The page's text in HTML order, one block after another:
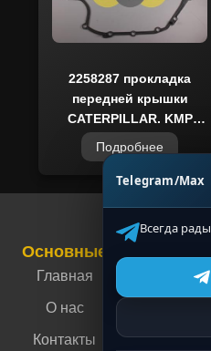
приобретения
на складе и
получаете быструю
оперативного
толкатель 7E6794
качественное
ресурса двигателя
2258287 прокладка
передней крышки
CATERPILLAR, KMP
Подробнее
Основные
Главная
О нас
Контакты
г.
Telegram/Max
Всегда